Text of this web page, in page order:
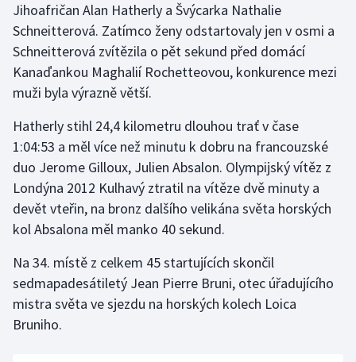
Sportovní střelba
Stolní tenis
Triatlon
Veslování
Vodní slalom
Volejbal
Ostatní
Jihoafričan Alan Hatherly a Švýcarka Nathalie
Schneitterová. Zatímco ženy odstartovaly jen v osmi a
Schneitterová zvítězila o pět sekund před domácí
Kanaďankou Maghalií Rochetteovou, konkurence mezi
muži byla výrazně větší.
Hatherly stihl 24,4 kilometru dlouhou trať v čase
1:04:53 a měl více než minutu k dobru na francouzské
duo Jerome Gilloux, Julien Absalon. Olympijský vítěz z
Londýna 2012 Kulhavý ztratil na vítěze dvě minuty a
devět vteřin, na bronz dalšího velikána světa horských
kol Absalona měl manko 40 sekund.
Na 34. místě z celkem 45 startujících skončil
sedmapadesátiletý Jean Pierre Bruni, otec úřadujícího
mistra světa ve sjezdu na horských kolech Loica
Bruniho.